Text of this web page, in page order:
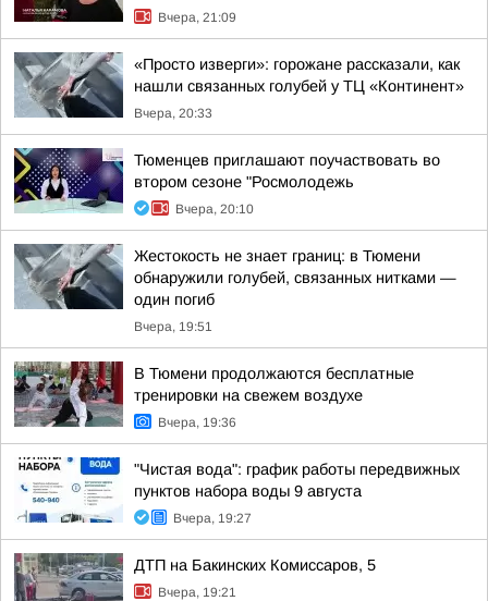
Вчера, 21:09
«Просто изверги»: горожане рассказали, как
нашли связанных голубей у ТЦ «Континент»
Вчера, 20:33
Тюменцев приглашают поучаствовать во
втором сезоне "Росмолодежь
Вчера, 20:10
Жестокость не знает границ: в Тюмени
обнаружили голубей, связанных нитками —
один погиб
Вчера, 19:51
В Тюмени продолжаются бесплатные
тренировки на свежем воздухе
Вчера, 19:36
"Чистая вода": график работы передвижных
пунктов набора воды 9 августа
Вчера, 19:27
ДТП на Бакинских Комиссаров, 5
Вчера, 19:21